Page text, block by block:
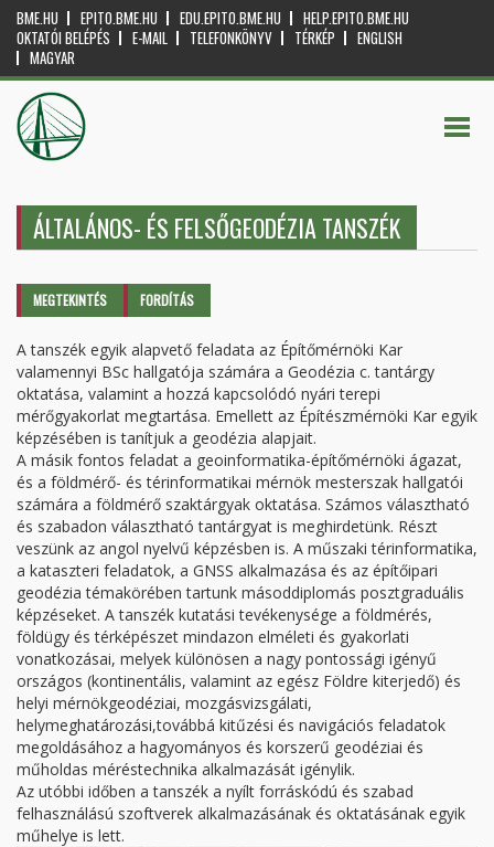
BME.HU EPITO.BME.HU EDU.EPITO.BME.HU
HELP.EPITO.BME.HU
OKTATÓI BELÉPÉS
E-MAIL TELEFONKÖNYV TÉRKÉP
ENGLISH
MAGYAR
ÁLTALÁNOS- ÉS FELSŐGEODÉZIA TANSZÉK
Elsődleges fülek
MEGTEKINTÉS (AKTÍVFORDÍTÁS
A tanszék egyik alapvető feladata az Építőmérnöki Kar
valamennyi BSc hallgatója számára a Geodézia c. tantárgy
oktatása, valamint a hozzá kapcsolódó nyári terepi
mérőgyakorlat megtartása. Emellett az Építészmérnöki Kar egyik
képzésében is tanítjuk a geodézia alapjait.
A másik fontos feladat a geoinformatika-építőmérnöki ágazat,
és a földmérő- és térinformatikai mérnök mesterszak hallgatói
számára a földmérő szaktárgyak oktatása. Számos választható
és szabadon választható tantárgyat is meghirdetünk. Részt
veszünk az angol nyelvű képzésben is. A műszaki térinformatika,
a kataszteri feladatok, a GNSS alkalmazása és az építőipari
geodézia témakörében tartunk másoddiplomás posztgraduális
képzéseket. A tanszék kutatási tevékenysége a földmérés,
földügy és térképészet mindazon elméleti és gyakorlati
vonatkozásai, melyek különösen a nagy pontossági igényű
országos (kontinentális, valamint az egész Földre kiterjedő) és
helyi mérnökgeodéziai, mozgásvizsgálati,
helymeghatározási,továbbá kitűzési és navigációs feladatok
megoldásához a hagyományos és korszerű geodéziai és
műholdas méréstechnika alkalmazását igénylik.
Az utóbbi időben a tanszék a nyílt forráskódú és szabad
felhasználású szoftverek alkalmazásának és oktatásának egyik
műhelye is lett.